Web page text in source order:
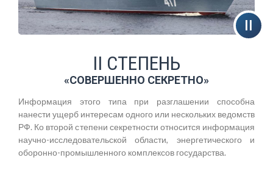
II СТЕПЕНЬ
«СОВЕРШЕННО СЕКРЕТНО»
Информация этого типа при разглашении способна
нанести ущерб интересам одного или нескольких ведомств
РФ. Ко второй степени секретности относится информация
научно-исследовательской области, энергетического и
оборонно-промышленного комплексов государства.